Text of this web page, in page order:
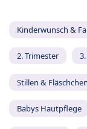
Kinderwunsch &
2. Trimester
Stillen & Fläschchen
Babys Hautpflege